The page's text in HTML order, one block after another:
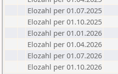
Elozahl per 01.07.2025
Elozahl per 01.10.2025
Elozahl per 01.01.2026
Elozahl per 01.04.2026
Elozahl per 01.07.2026
Elozahl per 01.10.2026